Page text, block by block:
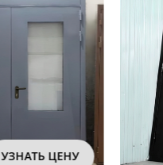
УЗНАТЬ ЦЕНУ